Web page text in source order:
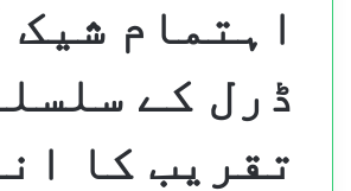
اہتمام شیک
ڈرل کے
تقریب کا